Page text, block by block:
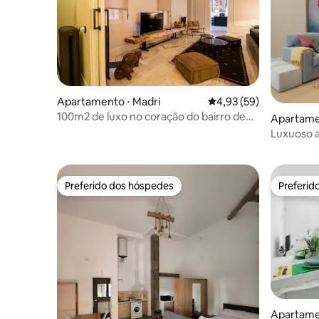
Apartamento ⋅ Madri 4,93 de uma
4,93 (59)
100m2 de luxo no coração do bairro de
Luxuoso
Preferido dos hóspedes
Preferido dos hóspedes